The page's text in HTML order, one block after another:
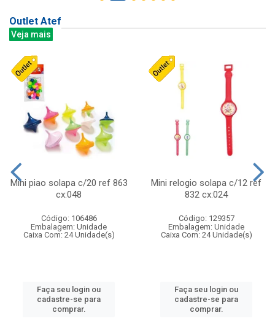
Outlet Atef
Veja mais
Mini piao solapa c/20 ref 863
cx:048
Código: 106486
Embalagem: Unidade
Caixa Com: 24 Unidade(s)
Faça seu login ou
cadastre-se para
comprar.
Mini relogio solapa c/12 ref
832 cx:024
Código: 129357
Embalagem: Unidade
Caixa Com: 24 Unidade(s)
Faça seu login ou
cadastre-se para
comprar.